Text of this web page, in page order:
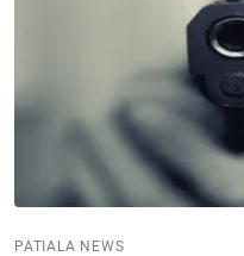
PATIALA NEWS